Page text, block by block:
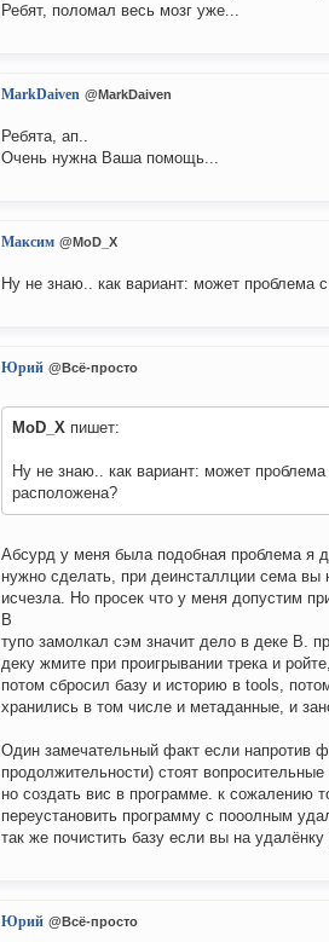
Ребят, поломал весь мозг уже...
MarkDaiven @MarkDaiven
Ребята, ап..
Очень нужна Ваша помощь...
Максим @MoD_X
Ну не знаю.. как вариант: может проблема
Юрий @Всё-просто
MoD_X пишет:
Ну не знаю.. как вариант: может
расположена?
Абсурд у меня была подобная проблема я
нужно сделать, при деинсталлции сема
исчезла. Но просек что у меня допустим
B
тупо замолкал сэм значит дело в деке B.
деку жмите при проигрывании трека и
потом сбросил базу и историю в tools,
хранились в том числе и метаданные, и
Один замечательный факт если напротив
продолжительности) стоят
но создать вис в программе. к сожалению
переустановить программу с пооолным
так же почистить базу если вы на удалёнку
Юрий @Всё-просто